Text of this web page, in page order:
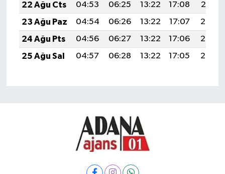
22 Ağu Cts
04:53 06:25 13:22 17:08
20:10
23 Ağu Paz
04:54 06:26 13:22 17:07
20:08
24 Ağu Pts
04:56 06:27 13:22 17:06
20:07
25 Ağu Sal
04:57 06:28 13:22 17:05 20:05